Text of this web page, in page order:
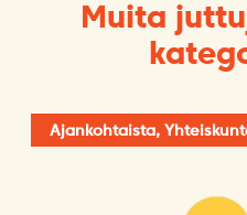
Muita
Ajankohtaista,